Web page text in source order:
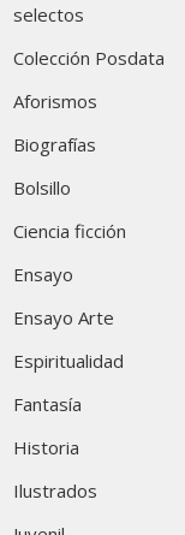
selectos
Colección Posdata
Aforismos
Biografías
Bolsillo
Ciencia ficción
Ensayo
Ensayo Arte
Espiritualidad
Fantasía
Historia
Ilustrados